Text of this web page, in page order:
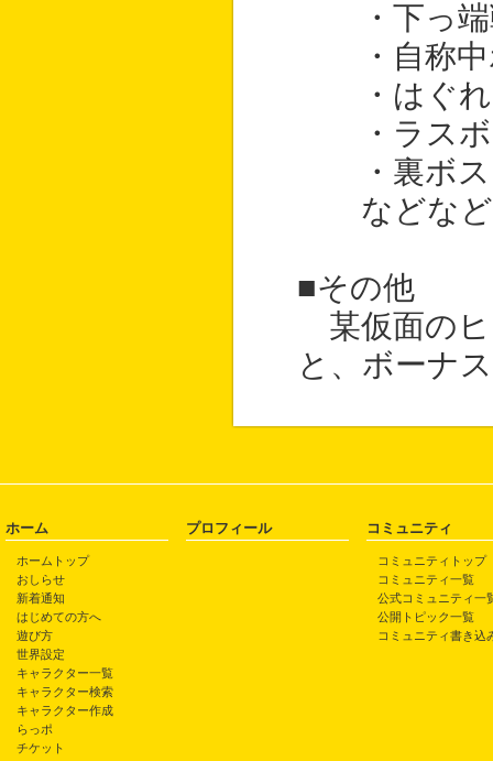
・下っ端
・自称中
・はぐれ
・ラスボ
・裏ボス
などなど
■その他
某仮面のヒ
と、ボーナ
ホーム
ホームトップ
おしらせ
新着通知
はじめての方へ
遊び方
世界設定
キャラクター一覧
キャラクター検索
キャラクター作成
らっポ
チケット
プロフィール コミュニティ
コミュニティトップ
コミュニティ一覧
公式コミュニティ一
公開トピック一覧
コミュニティ書き込